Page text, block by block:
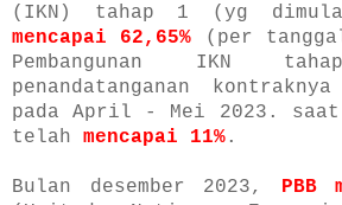
(IKN) tahap 1 (yg
mencapai 62,65% (per
Pembangunan IKN
penandatanganan
pada April - Mei 2023.
telah mencapai 11% .
Bulan desember 2023, PBB